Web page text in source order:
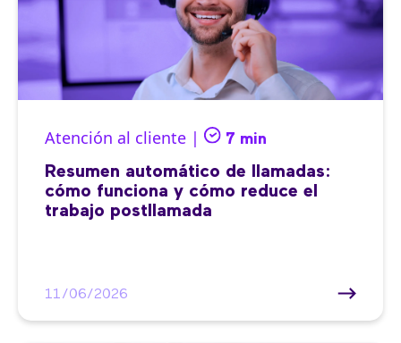
Atención al cliente | 7 min
Resumen automático de llamadas:
cómo funciona y cómo reduce el
trabajo postllamada
11/06/2026